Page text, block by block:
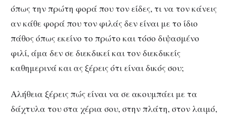
όπως την πρώτη φορά που τον είδες, τι να τον κάνεις
αν κάθε φορά που τον φιλάς δεν είναι με το ίδιο
πάθος όπως εκείνο το πρώτο και τόσο διψασμένο
φιλί, άμα δεν σε διεκδικεί και τον διεκδικείς
καθημερινά και ας ξέρεις ότι είναι δικός σου;
Αλήθεια ξέρεις πώς είναι να σε ακουμπάει με τα
δάχτυλα του στα χέρια σου, στην πλάτη, στον λαιμό,